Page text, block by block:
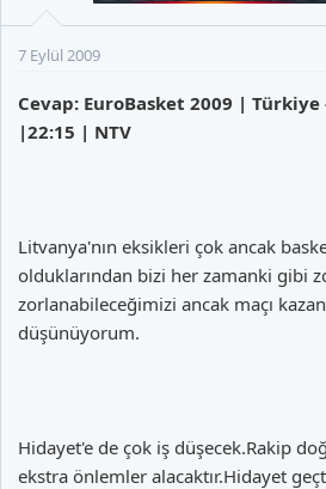
7 Eylül 2009
Cevap: EuroBasket 2009 |
|22:15 | NTV
Litvanya'nın eksikleri çok ancak
olduklarından bizi her zamanki gibi
zorlanabileceğimizi ancak maçı
düşünüyorum.
Hidayet'e de çok iş düşecek.Rakip
ekstra önlemler alacaktır.Hidayet